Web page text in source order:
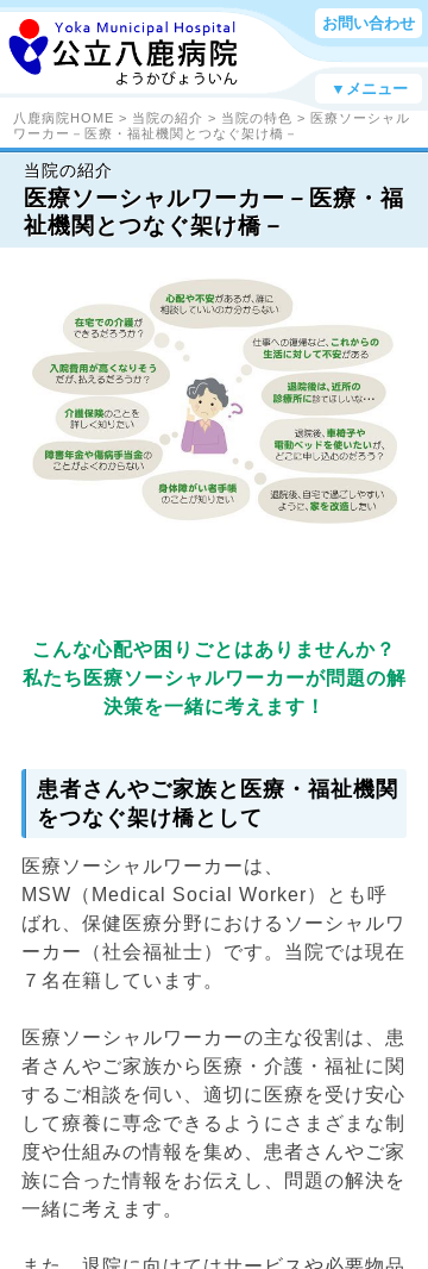
お問い合わせ
▼メニュー
八鹿病院HOME > 当院の紹介 > 当院の特色 > 医療ソーシャル
ワーカー－医療・福祉機関とつなぐ架け橋－
当院の紹介
医療ソーシャルワーカー－医療・福
祉機関とつなぐ架け橋－
こんな心配や困りごとはありませんか？
私たち医療ソーシャルワーカーが問題の解
決策を一緒に考えます！
患者さんやご家族と医療・福祉機関
をつなぐ架け橋として
医療ソーシャルワーカーは、
MSW（Medical Social Worker）とも呼
ばれ、保健医療分野におけるソーシャルワ
ーカー（社会福祉士）です。当院では現在
７名在籍しています。
医療ソーシャルワーカーの主な役割は、患
者さんやご家族から医療・介護・福祉に関
するご相談を伺い、適切に医療を受け安心
して療養に専念できるようにさまざまな制
度や仕組みの情報を集め、患者さんやご家
族に合った情報をお伝えし、問題の解決を
一緒に考えます。